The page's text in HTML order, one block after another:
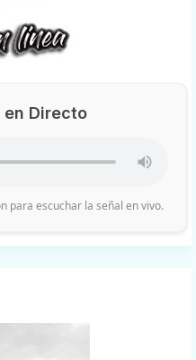
en Directo
para escuchar la señal en vivo.